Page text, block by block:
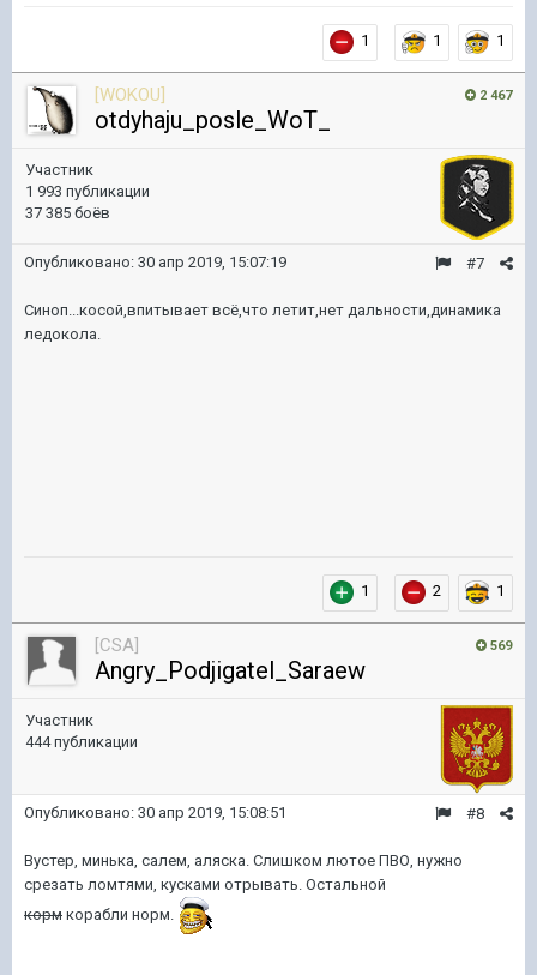
1 1 1
2 467
[WOKOU]
otdyhaju_posle_WoT_
Участник
1 993 публикации
37 385 боёв
#7
Опубликовано: 30 апр 2019, 15:07:19
Синоп...косой,впитывает всё,что летит,нет дальности,динамика
ледокола.
1 2 1
569
[CSA]
Angry_Podjigatel_Saraew
Участник
444 публикации
#8
Опубликовано: 30 апр 2019, 15:08:51
Вустер, минька, салем, аляска. Слишком лютое ПВО, нужно
срезать ломтями, кусками отрывать. Остальной
корм корабли норм.